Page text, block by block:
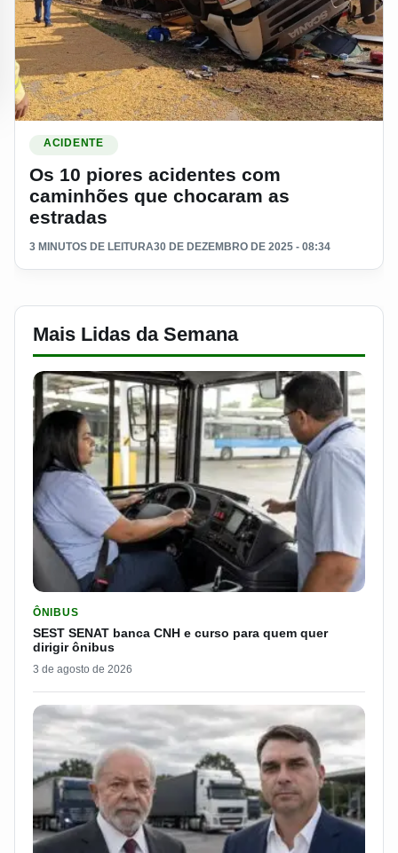
ACIDENTE
Os 10 piores acidentes com
caminhões que chocaram as
estradas
3 MINUTOS DE LEITURA30 DE DEZEMBRO DE 2025 - 08:34
Mais Lidas da Semana
ÔNIBUS
SEST SENAT banca CNH e curso para quem quer
dirigir ônibus
3 de agosto de 2026